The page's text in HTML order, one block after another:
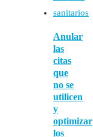
Anular
las
citas
que
no se
utilicen
y
optimizar
los